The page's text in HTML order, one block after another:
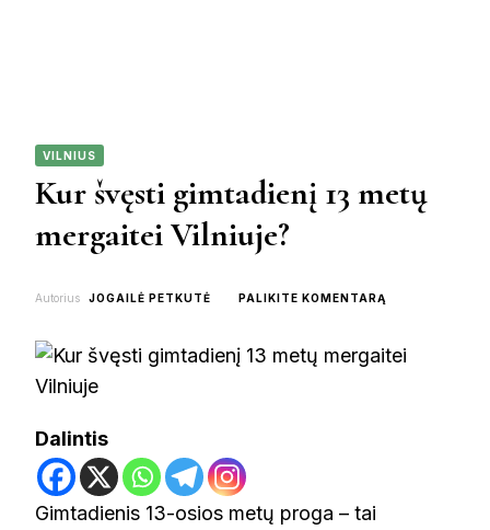
VILNIUS
Kur švęsti gimtadienį 13 metų
mergaitei Vilniuje?
Autorius JOGAILĖ PETKUTĖ PALIKITE KOMENTARĄ
GIMTADIENĮ
Dalintis
Gimtadienis 13-osios metų proga – tai